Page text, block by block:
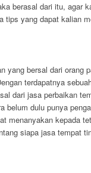
berasal dari itu, agar
tips yang dapat kalian
yang bersal dari orang
terdapatnya
dari jasa perbaikan
belum dulu punya
menanyakan kepada
siapa jasa tempat